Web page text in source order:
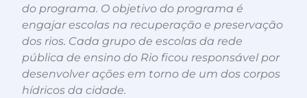
do programa. O objetivo do programa é
engajar escolas na recuperação e preservação
dos rios. Cada grupo de escolas da rede
pública de ensino do Rio ficou responsável por
desenvolver ações em torno de um dos corpos
hídricos da cidade.